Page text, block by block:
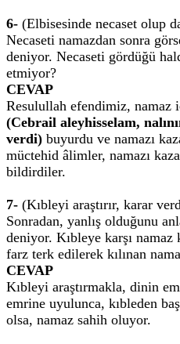
6- (Elbisesinde necaset olup
Necaseti namazdan sonra
deniyor. Necaseti gördüğü
etmiyor?
CEVAP
Resulullah efendimiz, namaz
(Cebrail aleyhisselam,
verdi) buyurdu ve namazı
müctehid âlimler, namazı
bildirdiler.
7- (Kıbleyi araştırır, karar
Sonradan, yanlış olduğunu
deniyor. Kıbleye karşı
farz terk edilerek kılınan
CEVAP
Kıbleyi araştırmakla, dinin
emrine uyulunca, kıbleden
olsa, namaz sahih oluyor.